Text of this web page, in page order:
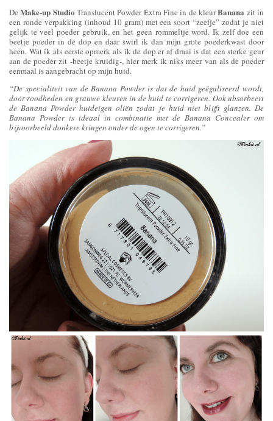
DeMake-up Studio Translucent Powder Extra Fine in de kleurBanana zit in
een ronde verpakking (inhoud 10 gram) met een soort “zeefje” zodat je niet
gelijk te veel poeder gebruik, en het geen rommeltje word. Ik zelf doe een
beetje poeder in de dop en daar swirl ik dan mijn grote poederkwast door
heen. Wat ik als eerste opmerk als ik de dop er af draai is dat een sterke geur
aan de poeder zit -beetje kruidig-, hier merk ik niks meer van als de poeder
eenmaal is aangebracht op mijn huid.
“De specialiteit van de Banana Powder is dat de huid geëgaliseerd wordt,
door roodheden en grauwe kleuren in de huid te corrigeren. Ook absorbeert
de Banana Powder huideigen oliën zodat je huid niet blijft glanzen. De
Banana Powder is ideaal in combinatie met de Banana Concealer om
bijvoorbeeld donkere kringen onder de ogen te corrigeren.”